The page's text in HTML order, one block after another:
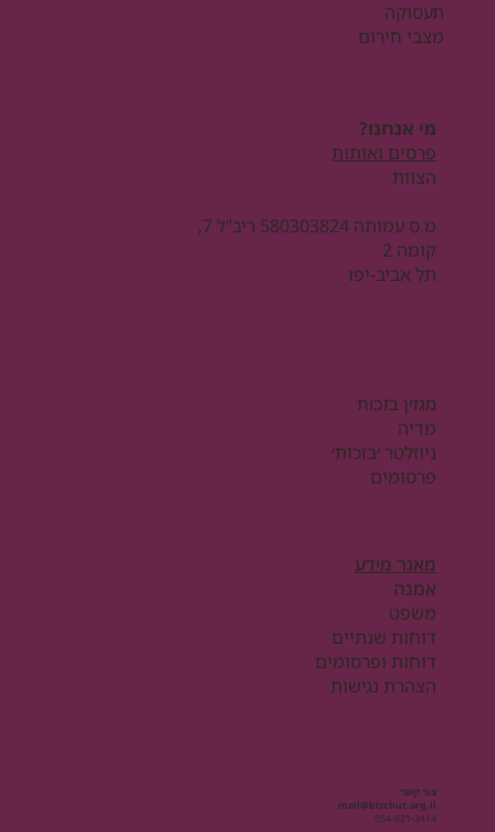
צור קשר
mail@bizchut.org.il
054-821-3414
תעסוקה
מצבי חירום
מי אנחנו?
פרסים ואותות
הצוות
מ.ס עמותה 580303824 ריב"ל 7,
קומה 2
תל אביב-יפו
מגזין בזכות
מדיה
ניוזלטר ׳בזכות׳
פרסומים
מאגר מידע
אמנה
משפט
דוחות שנתיים
דוחות ופרסומים
הצהרת נגישות